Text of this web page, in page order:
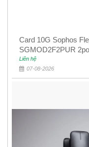
Card 10G Sophos
SGMOD2F2PUR
Liên hệ
07-08-2026